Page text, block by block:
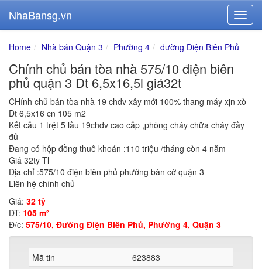
NhaBansg.vn
Home Nhà bán Quận 3 Phường 4 đường Điện Biên Phủ
Chính chủ bán tòa nhà 575/10 điện biên
phủ quận 3 Dt 6,5x16,5l giá32t
CHính chủ bán tòa nhà 19 chdv xây mới 100% thang máy xịn xò
Dt 6,5x16 cn 105 m2
Kết cấu 1 trệt 5 lầu 19chdv cao cấp ,phòng cháy chữa cháy đầy
đủ
Đang có hộp đồng thuê khoán :110 triệu /tháng còn 4 năm
Giá 32ty Tl
Địa chỉ :575/10 điện biên phủ phường bàn cờ quận 3
Liên hệ chính chủ
Giá: 32 tỷ
DT: 105 m²
Đ/c: 575/10, Đường Điện Biên Phủ, Phường 4, Quận 3
Mã tin
623883